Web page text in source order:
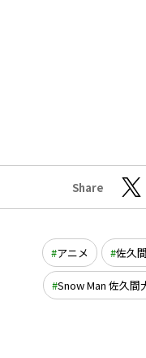
Share
アニメ 佐久
Snow Man 佐久間